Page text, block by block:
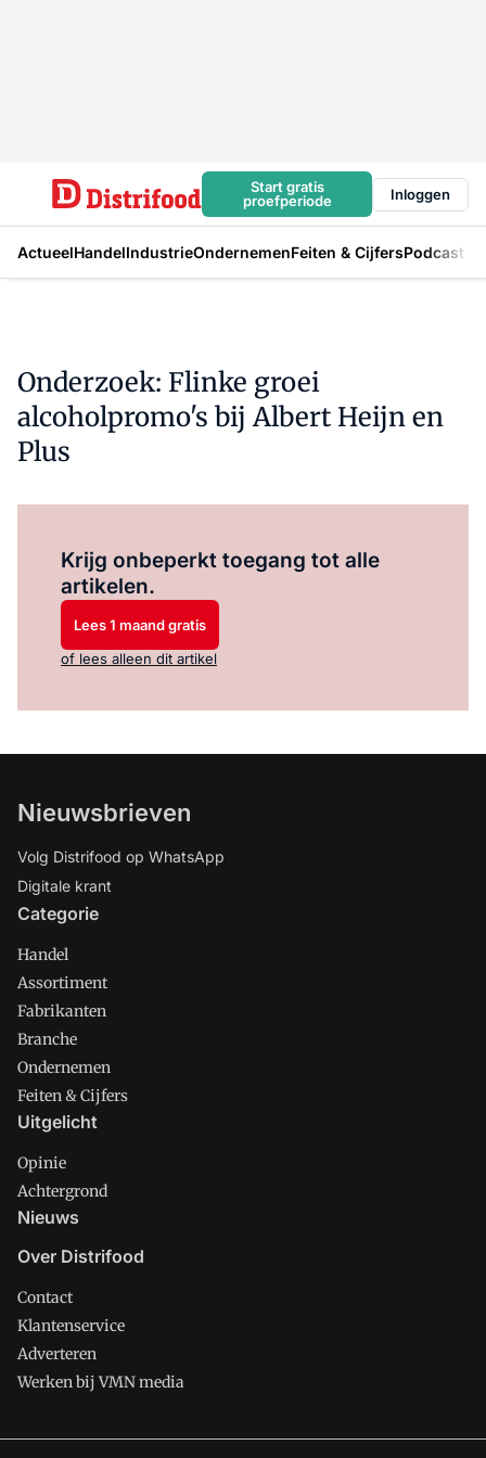
Start gratis
proefperiode
Inloggen
ActueelHandelIndustrieOndernemenFeiten & CijfersPodcast
Onderzoek: Flinke groei
alcoholpromo's bij Albert Heijn en
Plus
Krijg onbeperkt toegang tot alle
artikelen.
Lees 1 maand gratis
of lees alleen dit artikel
Nieuwsbrieven
Volg Distrifood op WhatsApp
Digitale krant
Categorie
Handel
Assortiment
Fabrikanten
Branche
Ondernemen
Feiten & Cijfers
Uitgelicht
Opinie
Achtergrond
Nieuws
Over Distrifood
Contact
Klantenservice
Adverteren
Werken bij VMN media